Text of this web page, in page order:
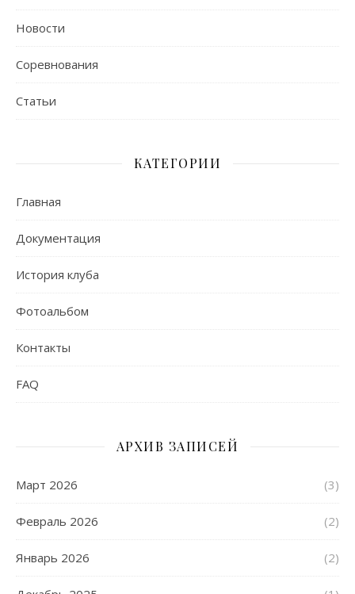
Новости
Соревнования
Статьи
КАТЕГОРИИ
Главная
Документация
История клуба
Фотоальбом
Контакты
FAQ
АРХИВ ЗАПИСЕЙ
Март 2026 (3)
Февраль 2026 (2)
Январь 2026 (2)